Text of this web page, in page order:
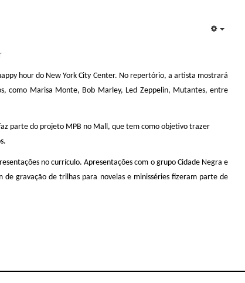
hour do New York City Center. No repertório, a artista mostrará
como Marisa Monte, Bob Marley, Led Zeppelin, Mutantes, entre
parte do projeto MPB no Mall , que tem como objetivo trazer
no currículo. Apresentações com o grupo Cidade Negra e
gravação de trilhas para novelas e minisséries fizeram parte de